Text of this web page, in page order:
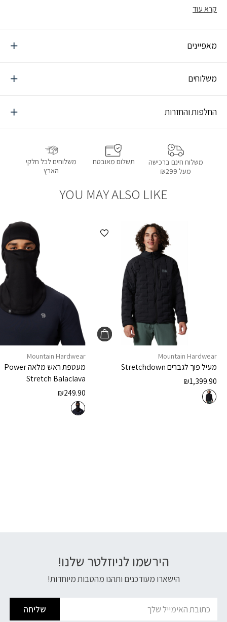
קרא עוד
מאפיינים
משלוחים
החלפות והחזרות
משלוח חינם ברכישה
מעל ₪299
תשלום מאובטח
משלוחים לכל חלקי
הארץ
YOU MAY ALSO LIKE
הוספה למועדפים
Mountain Hardwear
מעיל פוך לגבריםStretchdown
₪1,399.90
Mountain Hardwear
מעטפת ראש מלאהPower
Stretch Balaclava
₪249.90
הירשמו לניוזלטר שלנו!
הישארו מעודכנים ותהנו מהטבות מיוחדות!
שליחה